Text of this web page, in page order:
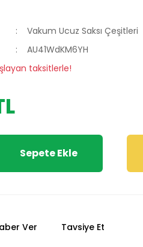
Vakum Ucuz Saksı Çeşitleri
AU41WdKM6YH
taksitlerle!
Sepete Ekle
Ver Tavsiye Et